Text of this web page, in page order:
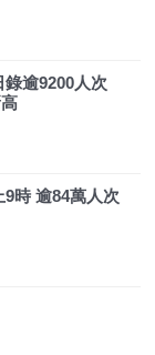
逾9200人次
9時 逾84萬人次